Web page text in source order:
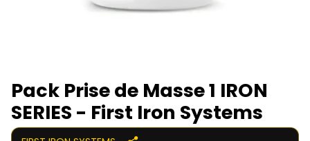
Pack Prise de Masse 1 IRON
SERIES - First Iron Systems